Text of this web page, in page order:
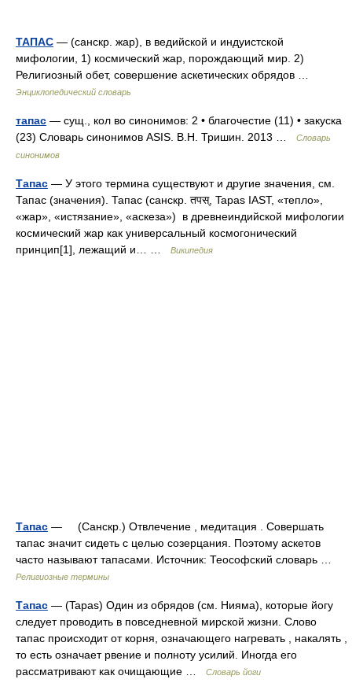
ТАПАС — (санскр. жар), в ведийской и индуистской
мифологии, 1) космический жар, порождающий мир. 2)
Религиозный обет, совершение аскетических обрядов …
Энциклопедический словарь
тапас — сущ., кол во синонимов: 2 • благочестие (11) • закуска
(23) Словарь синонимов ASIS. В.Н. Тришин. 2013 …
Словарь
синонимов
Тапас — У этого термина существуют и другие значения, см.
Тапас (значения). Тапас (санскр. तपस्, Tapas IAST, «тепло»,
«жар», «истязание», «аскеза») в древнеиндийской мифологии
космический жар как универсальный космогонический
принцип[1], лежащий и… …
Википедия
Тапас — (Санскр.) Отвлечение , медитация . Совершать
тапас значит сидеть с целью созерцания. Поэтому аскетов
часто называют тапасами. Источник: Теософский словарь …
Религиозные термины
Тапас — (Tapas) Один из обрядов (см. Нияма), которые йогу
следует проводить в повседневной мирской жизни. Слово
тапас происходит от корня, означающего нагревать , накалять ,
то есть означает рвение и полноту усилий. Иногда его
рассматривают как очищающие …
Словарь йоги